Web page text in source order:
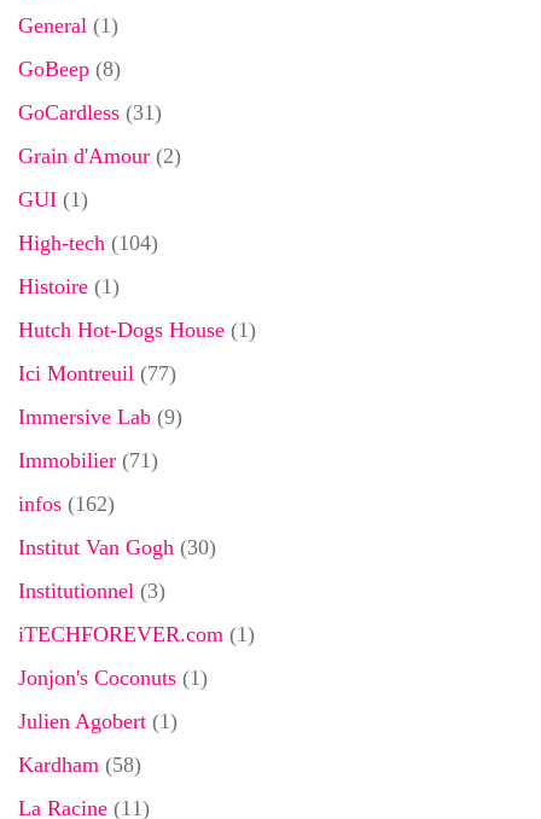
General (1)
GoBeep (8)
GoCardless (31)
Grain d'Amour (2)
GUI (1)
High-tech (104)
Histoire (1)
Hutch Hot-Dogs House (1)
Ici Montreuil (77)
Immersive Lab (9)
Immobilier (71)
infos (162)
Institut Van Gogh (30)
Institutionnel (3)
iTECHFOREVER.com (1)
Jonjon's Coconuts (1)
Julien Agobert (1)
Kardham (58)
La Racine (11)